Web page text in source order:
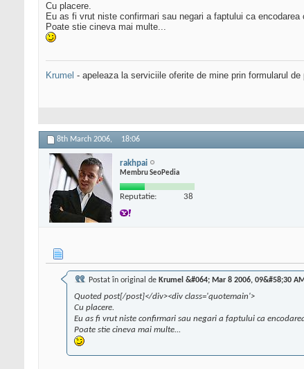
Cu placere.
Eu as fi vrut niste confirmari sau negari a faptului ca
Poate stie cineva mai multe...
Krumel - apeleaza la serviciile oferite de mine prin formularul de
8th March 2006, 18:06
rakhpai
Membru SeoPedia
Reputatie: 38
Postat în original de Krumel &#064; Mar 8 2006, 09&#58;30
Quoted post[/post]</div><div class='quotemain'>
Cu placere.
Eu as fi vrut niste confirmari sau negari a faptului ca
Poate stie cineva mai multe...